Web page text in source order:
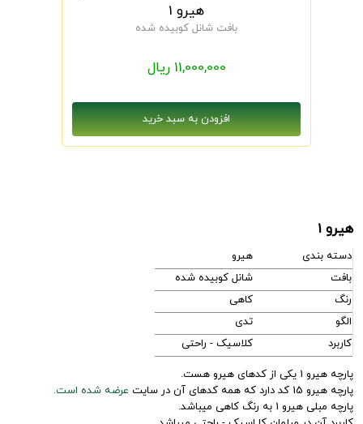
هیرو 1
بافت شانل کوبیده شده
11,000,000 ریال
هیرو 1
دسته بندی
هیرو
بافت
شانل کوبیده شده
رنگ
کاهی
الگو
تدی
کاربرد
کلاسیک - راحتی
پارچه هیرو 1 یکی از کدهای هیرو هست.
پارچه هیرو 15 کد دارد که همه کدهای آن در سایت
عرضه شده است.
پارچه مبلی هیرو 1 به رنگ کاهی میباشد.